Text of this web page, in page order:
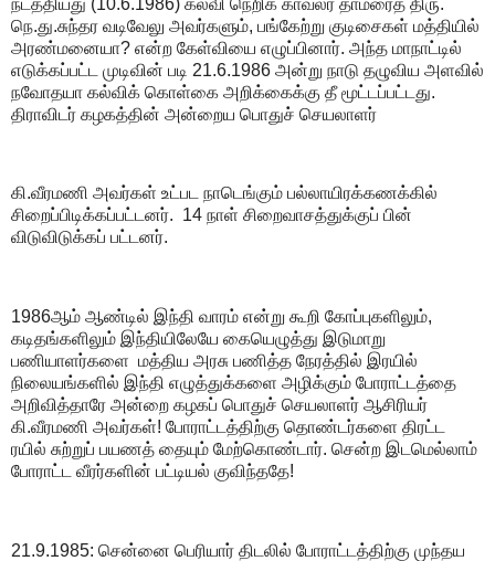
நெ.து.சுந்தர வடிவேலு அவர்களும், பங்கேற்று குடிசைகள் மத்தியில்
அரண்மனையா? என்ற கேள்வியை எழுப்பினார். அந்த மாநாட்டில்
எடுக்கப்பட்ட முடிவின் படி 21.6.1986 அன்று நாடு தழுவிய அளவில்
நவோதயா கல்விக் கொள்கை அறிக்கைக்கு தீ மூட்டப்பட்டது.
திராவிடர் கழகத்தின் அன்றைய பொதுச் செயலாளர்
கி.வீரமணி அவர்கள் உட்பட நாடெங்கும் பல்லாயிரக்கணக்கில்
சிறைப்பிடிக்கப்பட்டனர். 14 நாள் சிறைவாசத்துக்குப் பின்
விடுவிடுக்கப் பட்டனர்.
1986ஆம் ஆண்டில் இந்தி வாரம் என்று கூறி கோப்புகளிலும்,
கடிதங்களிலும் இந்தியிலேயே கையெழுத்து இடுமாறு
பணியாளர்களை மத்திய அரசு பணித்த நேரத்தில் இரயில்
நிலையங்களில் இந்தி எழுத்துக்களை அழிக்கும் போராட்டத்தை
அறிவித்தாரே அன்றை கழகப் பொதுச் செயலாளர் ஆசிரியர்
கி.வீரமணி அவர்கள்! போராட்டத்திற்கு தொண்டர்களை திரட்ட
ரயில் சுற்றுப் பயணத் தையும் மேற்கொண்டார். சென்ற இடமெல்லாம்
போராட்ட வீரர்களின் பட்டியல் குவிந்ததே!
21.9.1985: சென்னை பெரியார் திடலில் போராட்டத்திற்கு முந்தய